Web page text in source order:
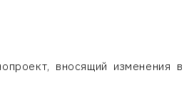
вносящий изменения в